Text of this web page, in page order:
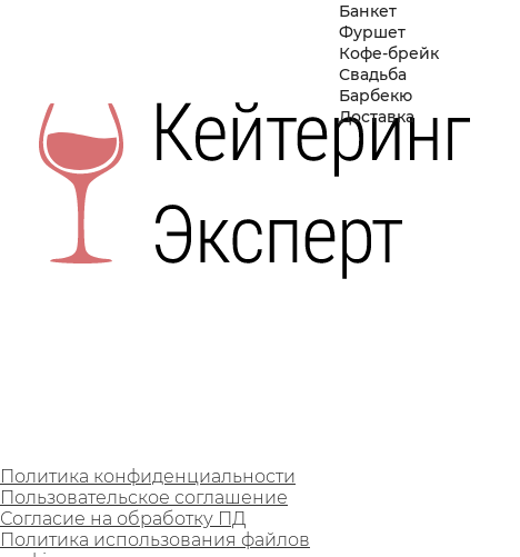
Банкет
Фуршет
Кофе-брейк
Свадьба
Барбекю
Доставка
Политика конфиденциальности
Пользовательское соглашение
Согласие на обработку ПД
Политика использования файлов